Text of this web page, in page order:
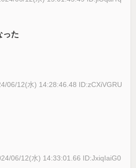
った
06/12(水) 14:28:46.48 ID:zCXiVGRU
06/12(水) 14:33:01.66 ID:JxiqIaiG0